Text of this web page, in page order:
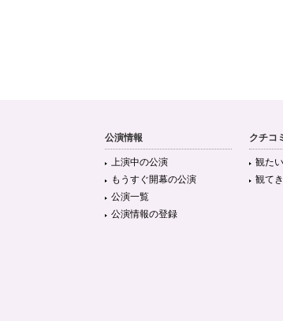
公演情報
上演中の公演
もうすぐ開幕の公演
公演一覧
公演情報の登録
クチコ
観た
観て